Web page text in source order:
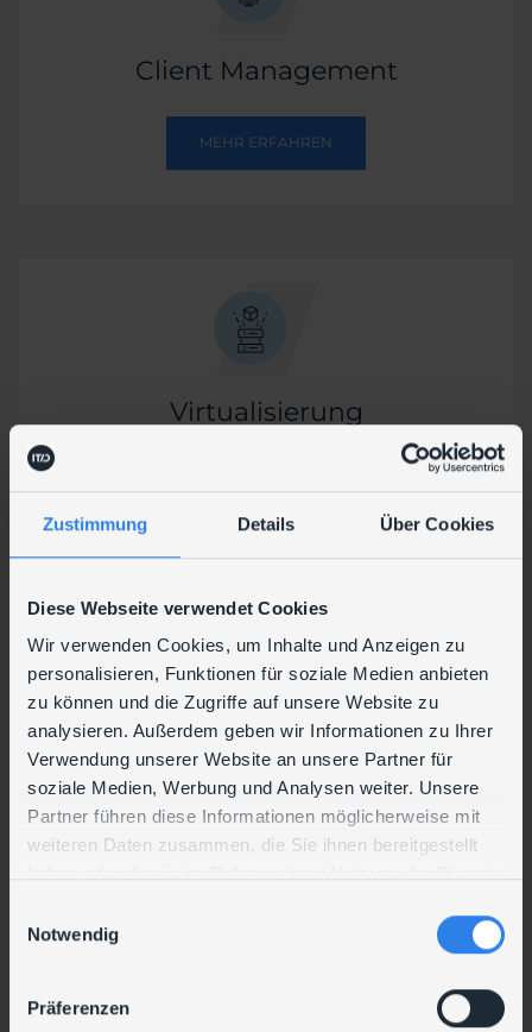
Zustimmung Details Über Cookies
Diese Webseite verwendet Cookies
Wir verwenden Cookies, um Inhalte und Anzeigen zu
personalisieren, Funktionen für soziale Medien anbieten
zu können und die Zugriffe auf unsere Website zu
analysieren. Außerdem geben wir Informationen zu Ihrer
Verwendung unserer Website an unsere Partner für
soziale Medien, Werbung und Analysen weiter. Unsere
Partner führen diese Informationen möglicherweise mit
weiteren Daten zusammen, die Sie ihnen bereitgestellt
Notwendig
Präferenzen
Client Management
MEHR ERFAHREN
Virtualisierung
Mobile-Device-Management
(MDM)
MEHR ERFAHREN